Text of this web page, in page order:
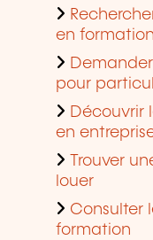
en
pour
Découvrir
en
Trouver
louer
Consulter
formation